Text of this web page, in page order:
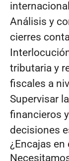
Análisis y
cierres
tributaria y
fiscales a
Supervisar
financieros
decisiones
¿Encajas en